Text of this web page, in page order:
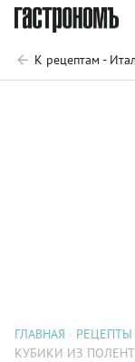
К рецептам -
ГЛАВНАЯ РЕЦЕПТЫ
КУБИКИ ИЗ